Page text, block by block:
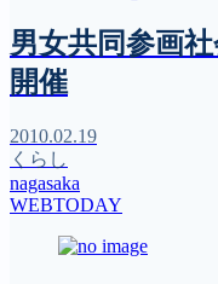
男女共同参画
開催
2010.02.19
くらし
nagasaka
WEBTODAY